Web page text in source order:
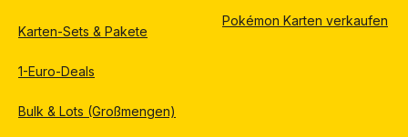
Karten-Sets & Pakete
1-Euro-Deals
Bulk & Lots (Großmengen)
Pokémon Karten verkaufen